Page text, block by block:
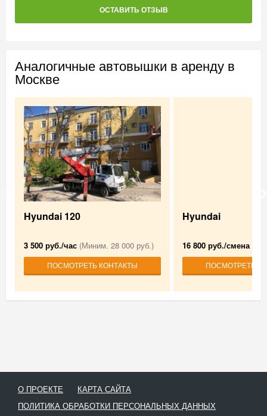
ОСТАВИТЬ ОТЗЫВ
Аналогичные автовышки в аренду в
Москве
Hyundai 120
3 500 руб./час (Миним. 28 000 руб.)
ПОСМОТРЕТЬ КОНТАКТЫ
Hyundai
16 800 руб./смена
ПОСМОТРЕТЬ
О ПРОЕКТЕ
КАРТА САЙТА
ПОЛИТИКА ОБРАБОТКИ ПЕРСОНАЛЬНЫХ ДАННЫХ